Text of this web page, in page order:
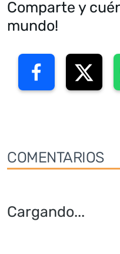
Comparte y
mundo!
COMENTARIOS
Cargando...